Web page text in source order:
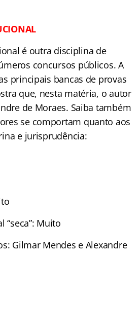
é outra disciplina de
concursos públicos. A
principais bancas de provas
que, nesta matéria, o autor
de Moraes. Saiba também
se comportam quanto aos
e jurisprudência:
“seca”: Muito
Gilmar Mendes e Alexandre